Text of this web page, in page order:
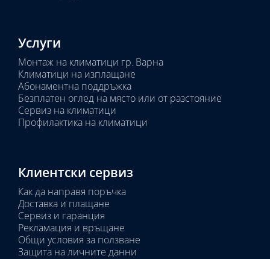
Услуги
Монтаж на климатици гр. Варна
Климатици на изплащане
Абонаментна поддръжка
Безплатен оглед на място или от разстояние
Сервиз на климатици
Профилактика на климатици
Клиентски сервиз
Как да направя поръчка
Доставка и плащане
Сервиз и гаранция
Рекламация и връщане
Общи условия за ползване
Защита на личните данни